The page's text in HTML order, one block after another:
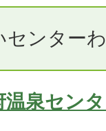
センター
温泉セン